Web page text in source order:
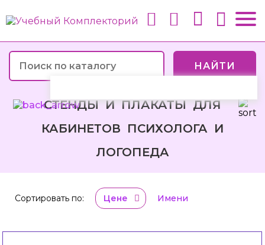
НАЙТИ
СТЕНДЫ И ПЛАКАТЫ ДЛЯ
КАБИНЕТОВ ПСИХОЛОГА И
ЛОГОПЕДА
Сортировать по: Цене Имени